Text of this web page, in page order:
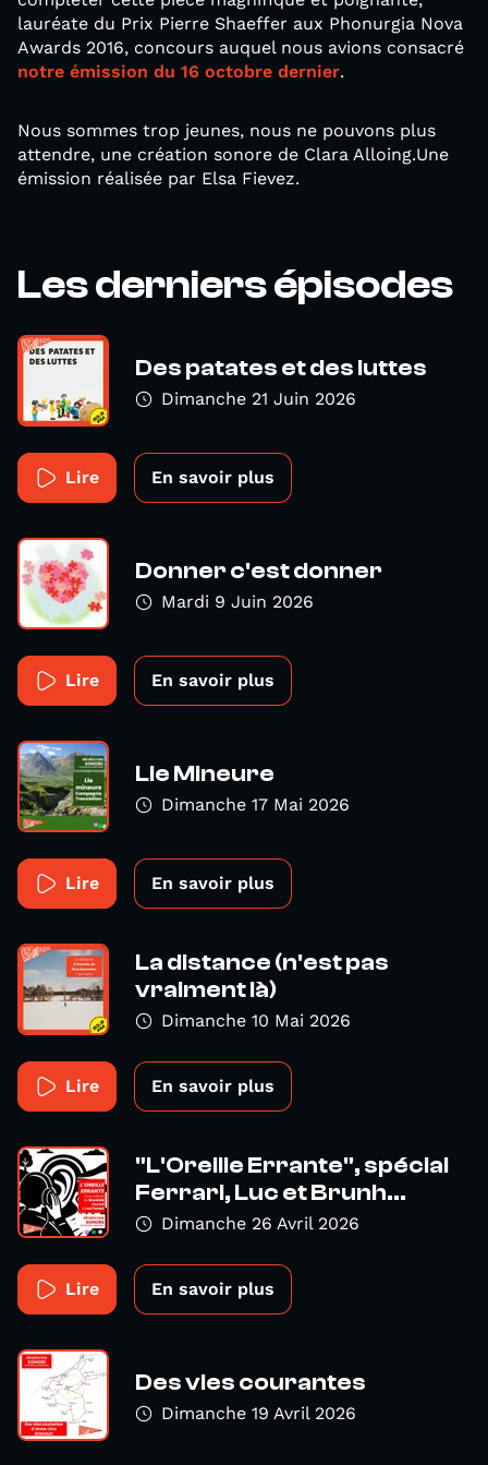
lauréate du Prix Pierre Shaeffer aux Phonurgia Nova
Awards 2016, concours auquel nous avions consacré
notre émission du 16 octobre dernier.
Nous sommes trop jeunes, nous ne pouvons plus
attendre, une création sonore de Clara Alloing.Une
émission réalisée par Elsa Fievez.
Les derniers épisodes
Des patates et des luttes
Dimanche 21 Juin 2026
Lire En savoir plus
Donner c'est donner
Mardi 9 Juin 2026
Lire En savoir plus
Lie Mineure
Dimanche 17 Mai 2026
Lire En savoir plus
La distance (n'est pas
vraiment là)
Dimanche 10 Mai 2026
Lire En savoir plus
"L'Oreille Errante", spécial
Ferrari, Luc et Brunh...
Dimanche 26 Avril 2026
Lire En savoir plus
Des vies courantes
Dimanche 19 Avril 2026